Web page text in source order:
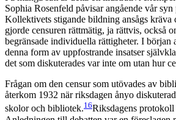
Sophia Rosenfeld påvisar angående vår
Kollektivets stigande bildning ansågs kräva
gjorde censuren rättmätig, ja rättvis, också
begränsade individuella rättigheter. I början
denna form av uppfostrande insatser
det som diskuterades var inte om utan hur
Frågan om den censur som utövades av
återkom 1932 när riksdagen ånyo
skolor och bibliotek.16Riksdagens